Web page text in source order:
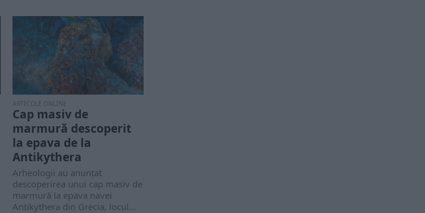
ARTICOLE ONLINE
Cap masiv de
marmură descoperit
la epava de la
Antikythera
Arheologii au anunțat
descoperirea unui cap masiv de
marmură la epava navei
Antikythera din Grecia, locul...